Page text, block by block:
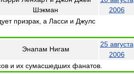
Шэкман
2006
призрак а Ласси и Джулс
Энапам Нигам
25 августа
2006
и их сумасшедших фанатов